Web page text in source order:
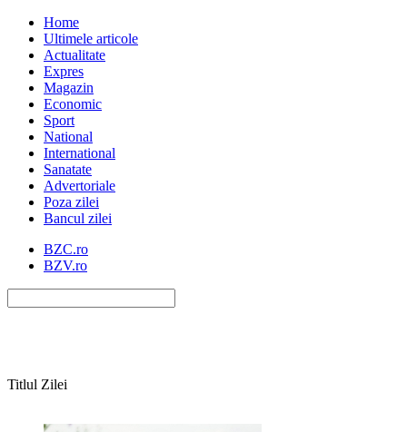
Home
Ultimele articole
Actualitate
Expres
Magazin
Economic
Sport
National
International
Sanatate
Advertoriale
Poza zilei
Bancul zilei
BZC.ro
BZV.ro
Titlul Zilei